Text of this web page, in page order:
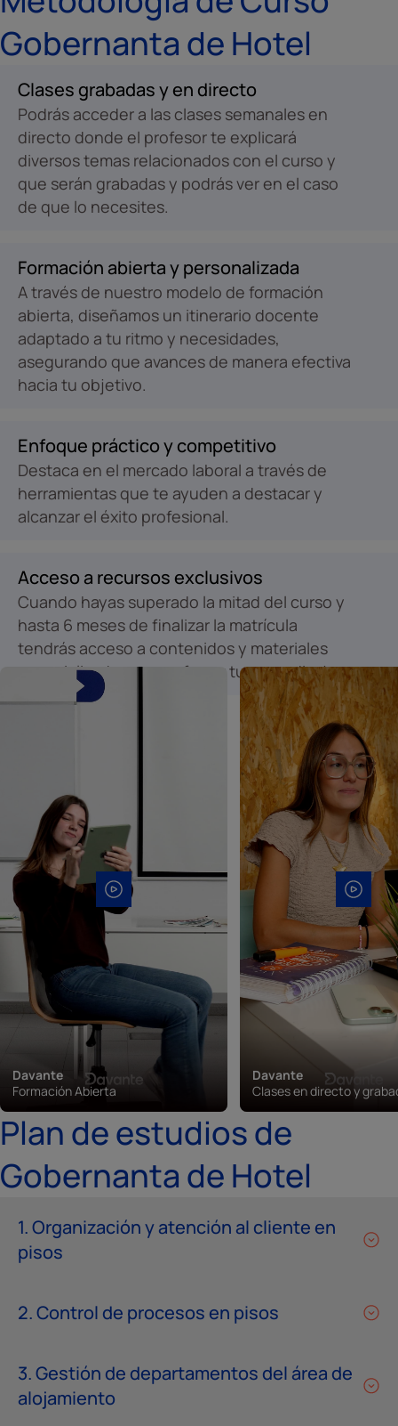
Gobernanta de Hotel
Clases grabadas y en directo
Podrás acceder a las clases semanales en
directo donde el profesor te explicará
diversos temas relacionados con el curso y
que serán grabadas y podrás ver en el caso
de que lo necesites.
Formación abierta y personalizada
A través de nuestro modelo de formación
abierta, diseñamos un itinerario docente
adaptado a tu ritmo y necesidades,
asegurando que avances de manera efectiva
hacia tu objetivo.
Enfoque práctico y competitivo
Destaca en el mercado laboral a través de
herramientas que te ayuden a destacar y
alcanzar el éxito profesional.
Acceso a recursos exclusivos
Cuando hayas superado la mitad del curso y
hasta 6 meses de finalizar la matrícula
tendrás acceso a contenidos y materiales
especializados para reforzar tu aprendizaje.
Davante
Formación Abierta
Davante
Clases en directo y
Plan de estudios de
Gobernanta de Hotel
1. Organización y atención al cliente en
pisos
2. Control de procesos en pisos
3. Gestión de departamentos del área de
alojamiento